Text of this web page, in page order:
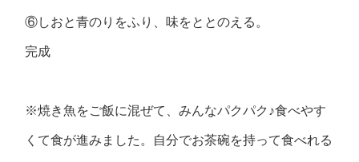
⑥しおと青のりをふり、味をととのえる。
完成
※焼き魚をご飯に混ぜて、みんなパクパク♪食べやす
くて食が進みました。自分でお茶碗を持って食べれる